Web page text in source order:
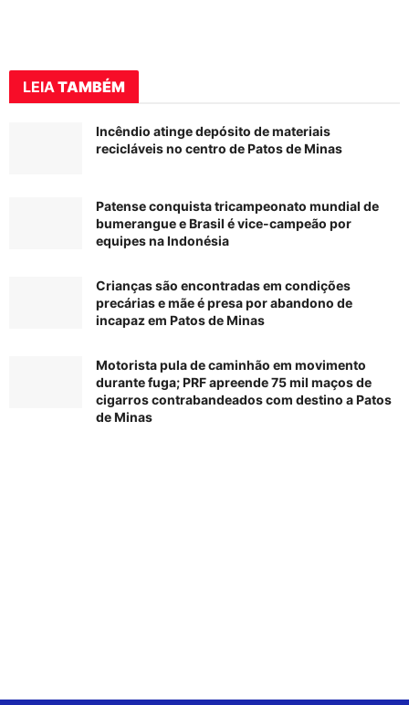
LEIA TAMBÉM
Incêndio atinge depósito de materiais
recicláveis no centro de Patos de Minas
Patense conquista tricampeonato mundial de
bumerangue e Brasil é vice-campeão por
equipes na Indonésia
Crianças são encontradas em condições
precárias e mãe é presa por abandono de
incapaz em Patos de Minas
Motorista pula de caminhão em movimento
durante fuga; PRF apreende 75 mil maços de
cigarros contrabandeados com destino a Patos
de Minas